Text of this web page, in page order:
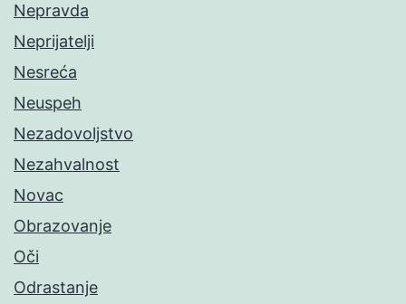
Nepravda
Neprijatelji
Nesreća
Neuspeh
Nezadovoljstvo
Nezahvalnost
Novac
Obrazovanje
Oči
Odrastanje